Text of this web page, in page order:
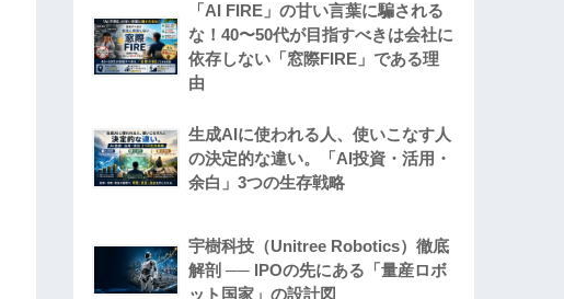
「AI FIRE」の甘い言葉に騙される
な！40〜50代が目指すべきは会社に
依存しない「窓際FIRE」である理
由
生成AIに使われる人、使いこなす人
の決定的な違い。「AI投資・活用・
余白」3つの生存戦略
宇樹科技（Unitree Robotics）徹底
解剖 ── IPOの先にある「量産ロボ
ット国家」の設計図